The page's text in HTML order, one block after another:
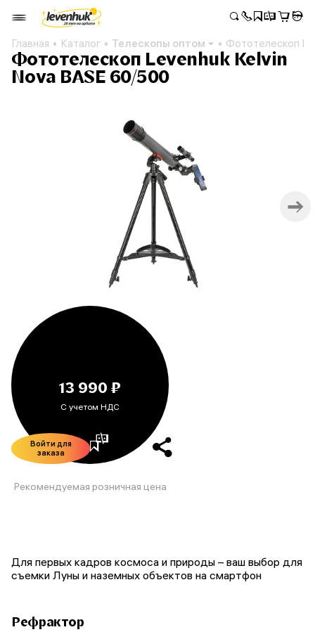
Главная Каталог Телескопы оптом Фототелескоп
Фототелескоп Levenhuk Kelvin
Nova BASE 60/500
13 990 ₽
С учетом НДС
Войти для
заказа
Рекомендуемая розничная цена
Для первых кадров космоса и природы – ваш выбор для
съемки Луны и наземных объектов на смартфон
Рефрактор